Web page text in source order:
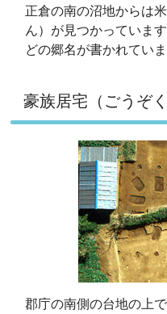
正倉の南の沼地からは
ん）が見つかっていま
どの郷名が書かれていま
豪族居宅（ごうぞ
郡庁の南側の台地の上